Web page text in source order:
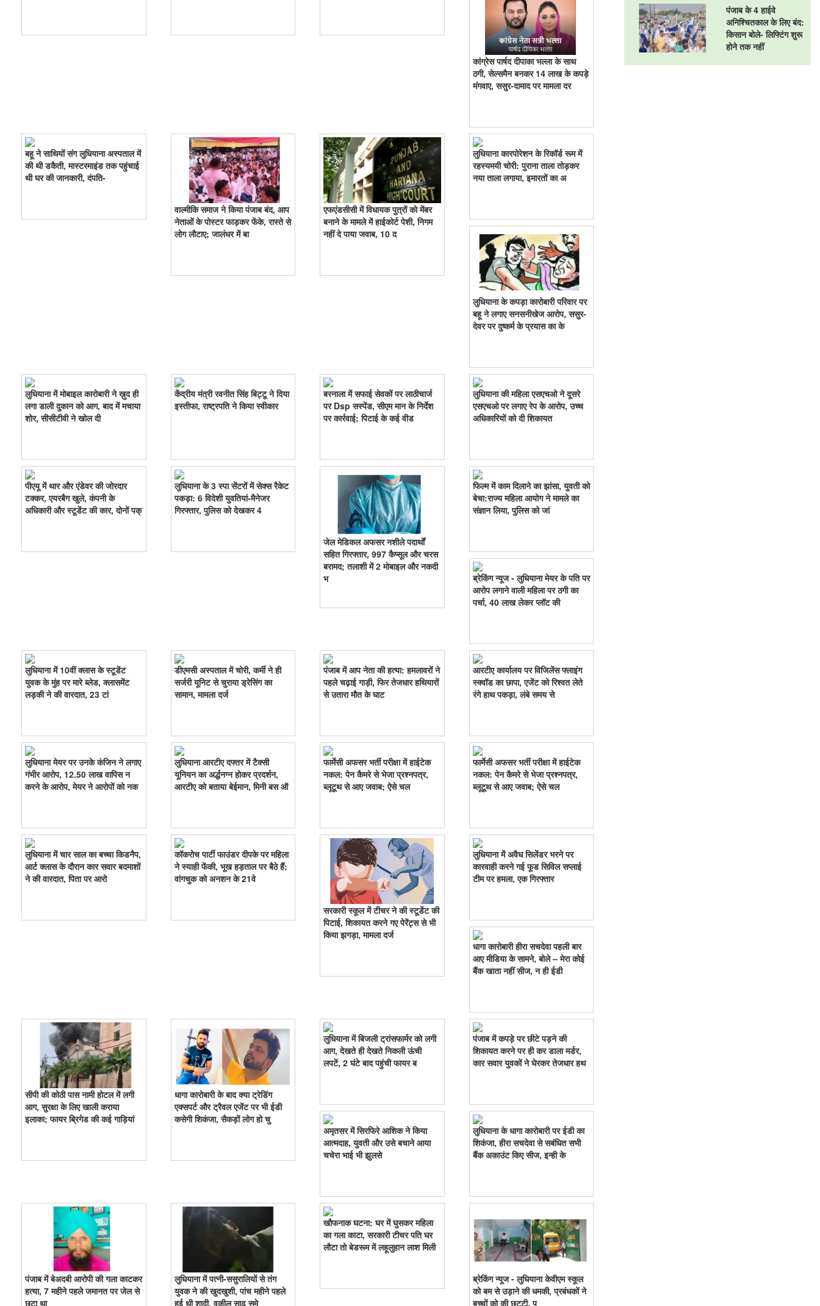
कांग्रेस पार्षद दीपाका भल्ला के साथ
ठगी, सेल्समैन बनकर 14 लाख के कपड़े
मंगवाए, ससुर-दामाद पर मामला दर
बहू ने साथियों संग लुधियाना अस्पताल में
की थी डकैती, मास्टरमाइंड तक पहुंचाई
थी घर की जानकारी, दंपति-
वाल्मीकि समाज ने किया पंजाब बंद, आप
नेताओं के पोस्टर फाड़कर फेंके, रास्ते से
लोग लौटाए; जालंधर में बा
एफएंडसीसी में विधायक पुत्रों को मेंबर
बनाने के मामले में हाईकोर्ट पेशी, निगम
नहीं दे पाया जवाब, 10 द
लुधियाना कारपोरेशन के रिकॉर्ड रूम में
रहस्यमयी चोरी: पुराना ताला तोड़कर
नया ताला लगाया, इमारतों का अ
लुधियाना के कपड़ा कारोबारी परिवार पर
बहू ने लगाए सनसनीखेज आरोप, ससुर-
देवर पर दुष्कर्म के प्रयास का के
लुधियाना में मोबाइल कारोबारी ने ख़ुद ही
लगा डाली दुकान को आग, बाद में मचाया
शोर, सीसीटीवी ने खोल दी
केंद्रीय मंत्री रवनीत सिंह बिट्टू ने दिया
इस्तीफा, राष्ट्रपति ने किया स्वीकार
बरनाला में सफाई सेवकों पर लाठीचार्ज
पर Dsp सस्पेंड, सीएम मान के निर्देश
पर कार्रवाई; पिटाई के कई वीड
लुधियाना की महिला एसएचओ ने दूसरे
एसएचओ पर लगाए रेप के आरोप, उच्च
अधिकारियों को दी शिकायत
पीएयू में थार और एंडेवर की जोरदार
टक्कर, एयरबैग खुले, कंपनी के
अधिकारी और स्टूडेंट की कार, दोनों पक्
लुधियाना के 3 स्पा सेंटरों में सेक्स रैकेट
पकड़ा: 6 विदेशी युवतियां-मैनेजर
गिरफ्तार, पुलिस को देखकर 4
जेल मेडिकल अफसर नशीले पदार्थों
सहित गिरफ्तार, 997 कैप्सूल और चरस
बरामद; तलाशी में 2 मोबाइल और नकदी
भ
फिल्म में काम दिलाने का झांसा, युवती को
बेचा:राज्य महिला आयोग ने मामले का
संज्ञान लिया, पुलिस को जां
ब्रेकिंग न्यूज - लुधियाना मेयर के पति पर
आरोप लगाने वाली महिला पर ठगी का
पर्चा, 40 लाख लेकर प्लॉट की
लुधियाना में 10वीं क्लास के स्टूडेंट
युवक के मुंह पर मारे ब्लेड, क्लासमेंट
लड़की ने की वारदात, 23 टां
डीएमसी अस्पताल में चोरी, कर्मी ने ही
सर्जरी यूनिट से चुराया ड्रेसिंग का
सामान, मामला दर्ज
पंजाब में आप नेता की हत्या: हमलावरों ने
पहले चढ़ाई गाड़ी, फिर तेजधार हथियारों
से उतारा मौत के घाट
आरटीए कार्यालय पर विजिलेंस फ्लाइंग
स्क्वॉड का छापा, एजेंट को रिश्वत लेते
रंगे हाथ पकड़ा, लंबे समय से
लुधियाना मेयर पर उनके कंजिन ने लगाए
गंभीर आरोप, 12.50 लाख वापिस न
करने के आरोप, मेयर ने आरोपों को नक
लुधियाना आरटीए दफ्तर में टैक्सी
यूनियन का अर्द्धनग्न होकर प्रदर्शन,
आरटीए को बताया बेईमान, मिनी बस ऑ
फार्मेसी अफसर भर्ती परीक्षा में हाईटेक
नकल: पेन कैमरे से भेजा प्रश्नपत्र,
ब्लूटूथ से आए जवाब; ऐसे चल
फार्मेसी अफसर भर्ती परीक्षा में हाईटेक
नकल: पेन कैमरे से भेजा प्रश्नपत्र,
ब्लूटूथ से आए जवाब; ऐसे चल
लुधियाना में चार साल का बच्चा किडनैप,
आर्ट क्लास के दौरान कार सवार बदमाशों
ने की वारदात, पिता पर आरो
कॉकरोच पार्टी फाउंडर दीपके पर महिला
ने स्याही फेंकी, भूख हड़ताल पर बैठे हैं;
वांगचुक को अनशन के 21वे
सरकारी स्कूल में टीचर ने की स्टूडेंट की
पिटाई, शिकायत करने गए पेरेंट्स से भी
किया झगड़ा, मामला दर्ज
लुधियाना में अवैध सिलेंडर भरने पर
कारवाही करने गई फूड सिविल सप्लाई
टीम पर हमला, एक गिरफ्तार
धागा कारोबारी हीरा सचदेवा पहली बार
आए मीडिया के सामने, बोले – मेरा कोई
बैंक खाता नहीं सीज, न ही ईडी
सीपी की कोठी पास नामी होटल में लगी
आग, सुरक्षा के लिए खाली कराया
इलाका; फायर ब्रिगेड की कई गाड़ियां
धागा कारोबारी के बाद क्या ट्रेडिंग
एक्सपर्ट और ट्रैवल एजेंट पर भी ईडी
कसेगी शिकंजा, सैकड़ों लोग हो चु
लुधियाना में बिजली ट्रांसफार्मर को लगी
आग, देखते ही देखते निकली ऊंची
लपटें, 2 घंटे बाद पहुंची फायर ब
पंजाब में कपड़े पर छीटे पड़ने की
शिकायत करने पर ही कर डाला मर्डर,
कार सवार युवकों ने घेरकर तेजधार हथ
अमृतसर में सिरफिरे आशिक ने किया
आत्मदाह, युवती और उसे बचाने आया
चचेरा भाई भी झुलसे
लुधियाना के धागा कारोबारी पर ईडी का
शिकंजा, हीरा सचदेवा से सबंधित सभी
बैंक अकाउंट किए सीज, इन्ही के
पंजाब में बेअदबी आरोपी की गला काटकर
हत्या, 7 महीने पहले जमानत पर जेल से
छूटा था
लुधियाना में पत्नी-ससुरालियों से तंग
युवक ने की खुदखुशी, पांच महीने पहले
हुई थी शादी, वकील साढ़ू समे
खौफनाक घटना: घर में घुसकर महिला
का गला काटा, सरकारी टीचर पति घर
लौटा तो बेडरूम में लहूलुहान लाश मिली
ब्रेकिंग न्यूज - लुधियाना केवीएम स्कूल
को बम से उड़ाने की धमकी, प्रबंधकों ने
बच्चों को की छुट्टी, पु
पंजाब के 4 हाईवे
अनिश्चितकाल के लिए बंद:
किसान बोले- लिफ्टिंग शुरू
होने तक नहीं